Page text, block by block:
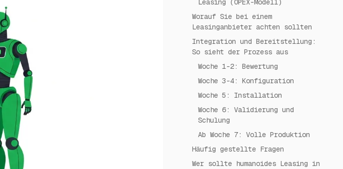
Leasing (OPEX-Modell)
Worauf Sie bei einem
Leasinganbieter achten sollten
Integration und Bereitstellung:
So sieht der Prozess aus
Woche 1-2: Bewertung
Woche 3-4: Konfiguration
Woche 5: Installation
Woche 6: Validierung und
Schulung
Ab Woche 7: Volle Produktion
Häufig gestellte Fragen
Wer sollte humanoides Leasing in